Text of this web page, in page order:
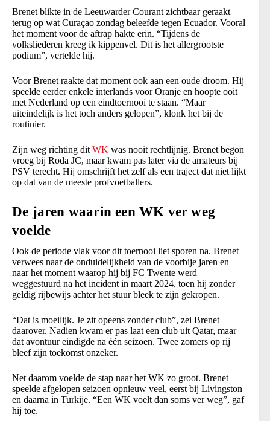
Brenet blikte in de Leeuwarder Courant zichtbaar geraakt
terug op wat Curaçao zondag beleefde tegen Ecuador. Vooral
het moment voor de aftrap hakte erin. “Tijdens de
volksliederen kreeg ik kippenvel. Dit is het allergrootste
podium”, vertelde hij.
Voor Brenet raakte dat moment ook aan een oude droom. Hij
speelde eerder enkele interlands voor Oranje en hoopte ooit
met Nederland op een eindtoernooi te staan. “Maar
uiteindelijk is het toch anders gelopen”, klonk het bij de
routinier.
Zijn weg richting dit WK was nooit rechtlijnig. Brenet begon
vroeg bij Roda JC, maar kwam pas later via de amateurs bij
PSV terecht. Hij omschrijft het zelf als een traject dat niet lijkt
op dat van de meeste profvoetballers.
De jaren waarin een WK ver weg
voelde
Ook de periode vlak voor dit toernooi liet sporen na. Brenet
verwees naar de onduidelijkheid van de voorbije jaren en
naar het moment waarop hij bij FC Twente werd
weggestuurd na het incident in maart 2024, toen hij zonder
geldig rijbewijs achter het stuur bleek te zijn gekropen.
“Dat is moeilijk. Je zit opeens zonder club”, zei Brenet
daarover. Nadien kwam er pas laat een club uit Qatar, maar
dat avontuur eindigde na één seizoen. Twee zomers op rij
bleef zijn toekomst onzeker.
Net daarom voelde de stap naar het WK zo groot. Brenet
speelde afgelopen seizoen opnieuw veel, eerst bij Livingston
en daarna in Turkije. “Een WK voelt dan soms ver weg”, gaf
hij toe.